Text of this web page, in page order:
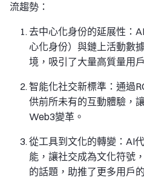
流趨勢：
去中心化身份的延展性：
心化身份）與鏈上活動數
境，吸引了大量高質量用
智能化社交新標準：通過
供前所未有的互動體驗，
Web3變革。
從工具到文化的轉變：AI
能，讓社交成為文化符號
的話題，助推了更多用戶